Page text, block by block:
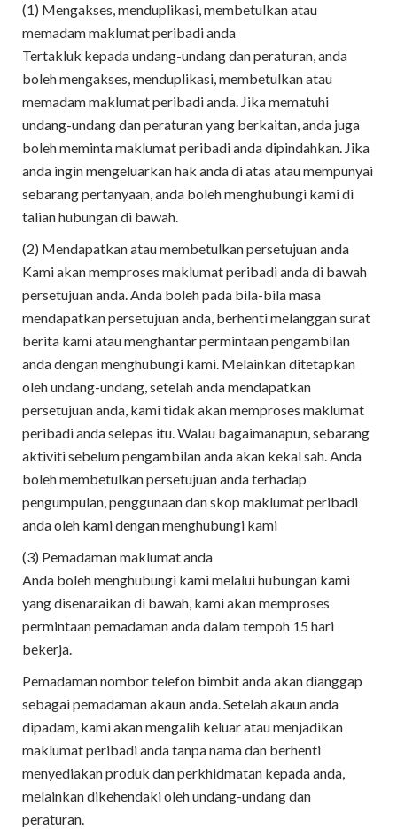
(1) Mengakses, menduplikasi, membetulkan atau
memadam maklumat peribadi anda
Tertakluk kepada undang-undang dan peraturan, anda
boleh mengakses, menduplikasi, membetulkan atau
memadam maklumat peribadi anda. Jika mematuhi
undang-undang dan peraturan yang berkaitan, anda juga
boleh meminta maklumat peribadi anda dipindahkan. Jika
anda ingin mengeluarkan hak anda di atas atau mempunyai
sebarang pertanyaan, anda boleh menghubungi kami di
talian hubungan di bawah.
(2) Mendapatkan atau membetulkan persetujuan anda
Kami akan memproses maklumat peribadi anda di bawah
persetujuan anda. Anda boleh pada bila-bila masa
mendapatkan persetujuan anda, berhenti melanggan surat
berita kami atau menghantar permintaan pengambilan
anda dengan menghubungi kami. Melainkan ditetapkan
oleh undang-undang, setelah anda mendapatkan
persetujuan anda, kami tidak akan memproses maklumat
peribadi anda selepas itu. Walau bagaimanapun, sebarang
aktiviti sebelum pengambilan anda akan kekal sah. Anda
boleh membetulkan persetujuan anda terhadap
pengumpulan, penggunaan dan skop maklumat peribadi
anda oleh kami dengan menghubungi kami
(3) Pemadaman maklumat anda
Anda boleh menghubungi kami melalui hubungan kami
yang disenaraikan di bawah, kami akan memproses
permintaan pemadaman anda dalam tempoh 15 hari
bekerja.
Pemadaman nombor telefon bimbit anda akan dianggap
sebagai pemadaman akaun anda. Setelah akaun anda
dipadam, kami akan mengalih keluar atau menjadikan
maklumat peribadi anda tanpa nama dan berhenti
menyediakan produk dan perkhidmatan kepada anda,
melainkan dikehendaki oleh undang-undang dan
peraturan.